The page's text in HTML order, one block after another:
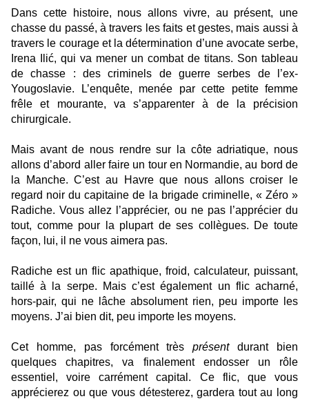
Dans cette histoire, nous allons vivre, au présent, une
chasse du passé, à travers les faits et gestes, mais aussi à
travers le courage et la détermination d’une avocate serbe,
Irena Ilić, qui va mener un combat de titans. Son tableau
de chasse : des criminels de guerre serbes de l’ex-
Yougoslavie. L’enquête, menée par cette petite femme
frêle et mourante, va s’apparenter à de la précision
chirurgicale.
Mais avant de nous rendre sur la côte adriatique, nous
allons d’abord aller faire un tour en Normandie, au bord de
la Manche. C’est au Havre que nous allons croiser le
regard noir du capitaine de la brigade criminelle, « Zéro »
Radiche. Vous allez l’apprécier, ou ne pas l’apprécier du
tout, comme pour la plupart de ses collègues. De toute
façon, lui, il ne vous aimera pas.
Radiche est un flic apathique, froid, calculateur, puissant,
taillé à la serpe. Mais c’est également un flic acharné,
hors-pair, qui ne lâche absolument rien, peu importe les
moyens. J’ai bien dit, peu importe les moyens.
Cet homme, pas forcément trèsprésentdurant bien
quelques chapitres, va finalement endosser un rôle
essentiel, voire carrément capital. Ce flic, que vous
apprécierez ou que vous détesterez, gardera tout au long